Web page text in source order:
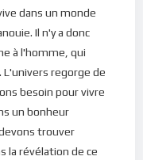
qui nous guide et
créant à son image, Il
rempli(e) de dons qui
il faut se vider des
tes passions
du Seigneur et en
dans un monde
Il n'y a donc
à l'homme, qui
regorge de
besoin pour vivre
un bonheur
trouver
la révélation de ce